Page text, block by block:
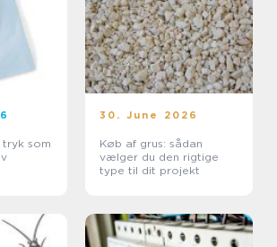
tryk som
30. June 2026
Køb af grus: sådan
vælger du den rigtige
type til dit projekt